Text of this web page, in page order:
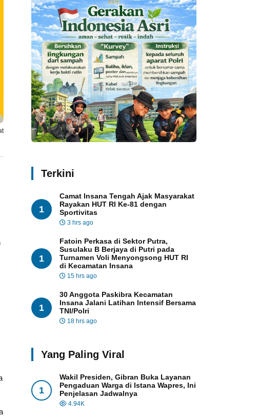
Terkini
1
Camat Insana Tengah Ajak Masyarakat
Rayakan HUT RI Ke-81 dengan
Sportivitas
3 hrs ago
1
Fatoin Perkasa di Sektor Putra,
Susulaku B Berjaya di Putri pada
Turnamen Voli Menyongsong HUT RI
di Kecamatan Insana
15 hrs ago
1
30 Anggota Paskibra Kecamatan
Insana Jalani Latihan Intensif Bersama
TNI/Polri
18 hrs ago
Yang Paling Viral
1
Wakil Presiden, Gibran Buka Layanan
Pengaduan Warga di Istana Wapres, Ini
Penjelasan Jadwalnya
4.94K